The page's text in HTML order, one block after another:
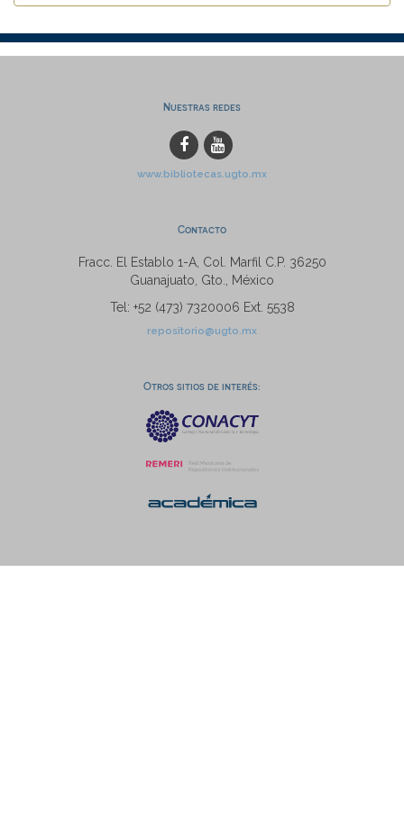
Nuestras redes
www.bibliotecas.ugto.mx
Contacto
Fracc. El Establo 1-A, Col. Marfil C.P. 36250
Guanajuato, Gto., México
Tel: +52 (473) 7320006 Ext. 5538
repositorio@ugto.mx
Otros sitios de interés: